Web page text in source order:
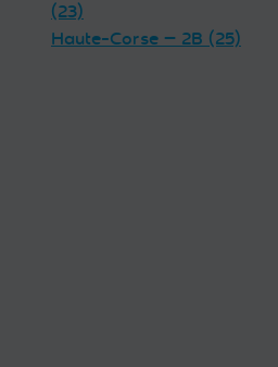
(23)
Haute-Corse — 2B (25)